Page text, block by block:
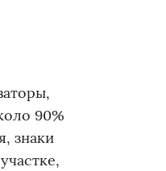
90%
знаки